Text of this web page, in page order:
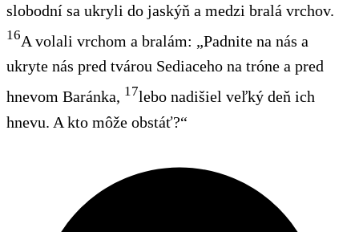
slobodní sa ukryli do jaskýň a medzi bralá vrchov.
16A volali vrchom a bralám: „Padnite na nás a
ukryte nás pred tvárou Sediaceho na tróne a pred
hnevom Baránka, 17lebo nadišiel veľký deň ich
hnevu. A kto môže obstáť?“